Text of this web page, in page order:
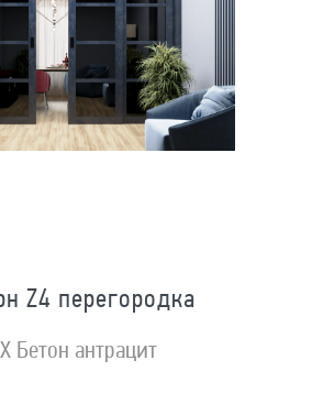
Z4 перегородка
Бетон антрацит